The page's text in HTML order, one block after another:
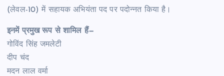
(लेवल-10) में सहायक अभियंता पद पर पदोन्नत किया है।
इनमें प्रमुख रूप से शामिल हैं—
गोविंद सिंह जमलेटी
दीप चंद
मदन लाल वर्मा